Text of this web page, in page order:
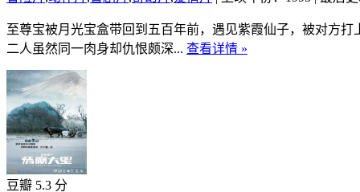
至尊宝被月光宝盒带回到五百年前，遇见紫霞仙子，被对方
二人虽然同一肉身却仇恨颇深... 查看详情 »
豆瓣 5.3 分